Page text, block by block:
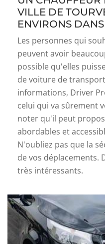
VILLE DE
ENVIRONS
Les personnes qui
peuvent avoir
possible qu'elles
de voiture de
informations, Driver
celui qui va sûrement
noter qu'il peut
abordables et
N'oubliez pas que la
de vos déplacements.
très intéressants.